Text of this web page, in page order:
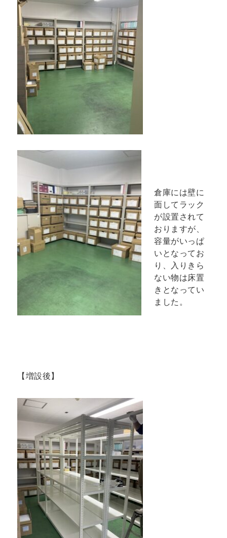
倉庫には壁に
面してラック
が設置されて
おりますが、
容量がいっぱ
いとなってお
り、入りきら
ない物は床置
きとなってい
ました。
【増設後】